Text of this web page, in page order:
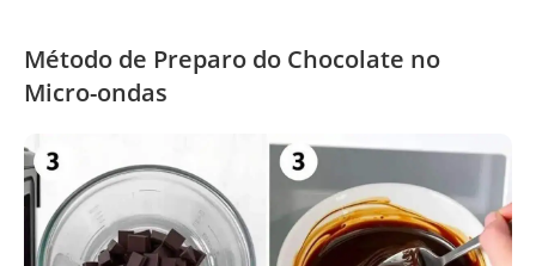
Método de Preparo do Chocolate no
Micro-ondas